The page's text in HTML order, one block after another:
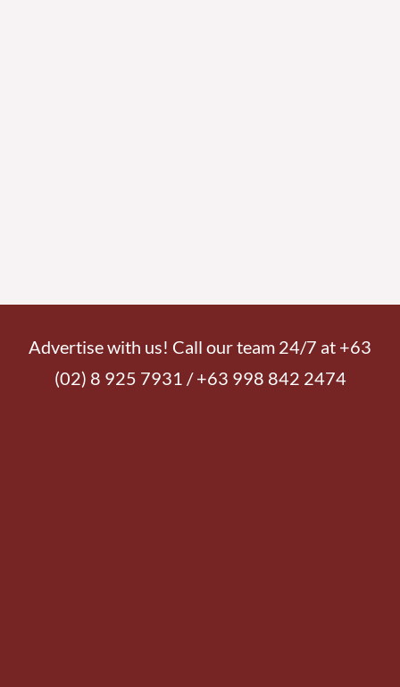
Advertise with us! Call our team 24/7 at +63
(02) 8 925 7931 / +63 998 842 2474